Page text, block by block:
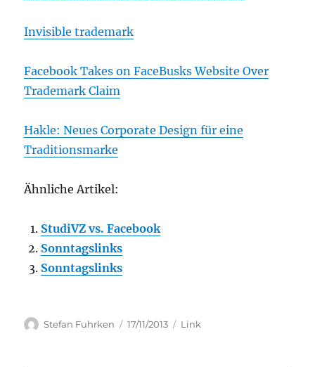
Invisible trademark
Facebook Takes on FaceBusks Website Over
Trademark Claim
Hakle: Neues Corporate Design für eine
Traditionsmarke
Ähnliche Artikel:
StudiVZ vs. Facebook
Sonntagslinks
Sonntagslinks
Author
Stefan Fuhrken
Posted
17/11/2013 Categories
Link